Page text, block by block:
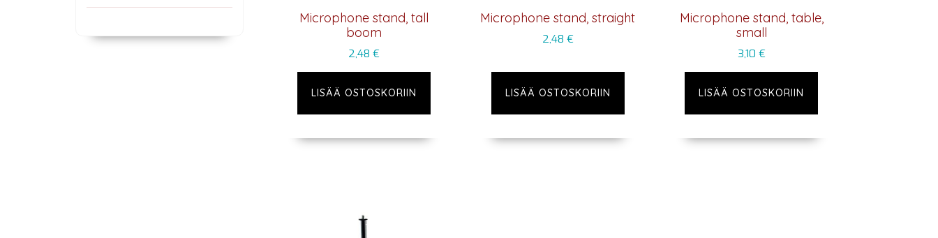
Microphone stand, tall
boom
2,48 €
LISÄÄ OSTOSKORIIN
Microphone stand, straight
2,48 €
LISÄÄ OSTOSKORIIN
Microphone stand, table,
small
3,10 €
LISÄÄ OSTOSKORIIN